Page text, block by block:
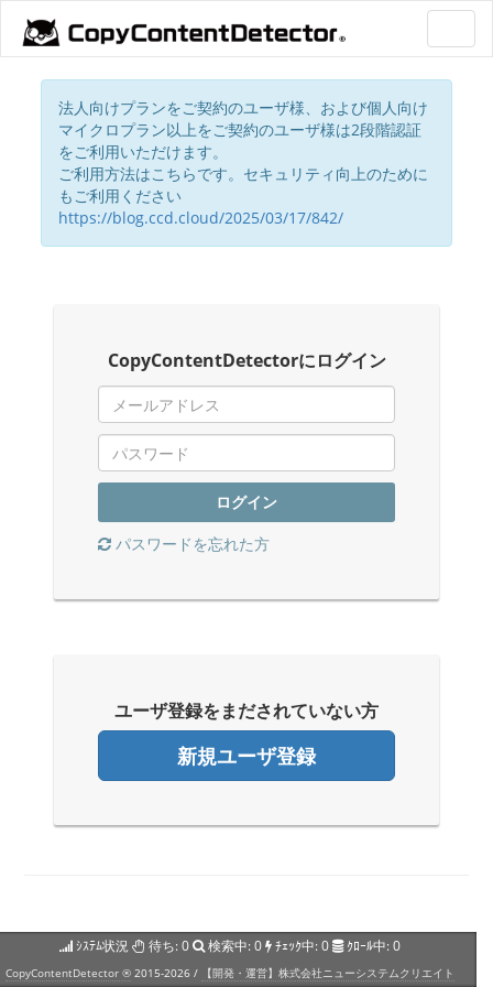
法人向けプランをご契約のユーザ様、および個人向け
マイクロプラン以上をご契約のユーザ様は2段階認証
をご利用いただけます。
ご利用方法はこちらです。セキュリティ向上のために
もご利用ください
https://blog.ccd.cloud/2025/03/17/842/
CopyContentDetectorにログイン
ログイン
パスワードを忘れた方
ユーザ登録をまだされていない方
新規ユーザ登録
ｼｽﾃﾑ状況 待ち:0 検索中:0 ﾁｪｯｸ中:0 ｸﾛｰﾙ中:0
CopyContentDetector ® 2015-2026 / 【開発・運営】株式会社ニューシステムクリエイト